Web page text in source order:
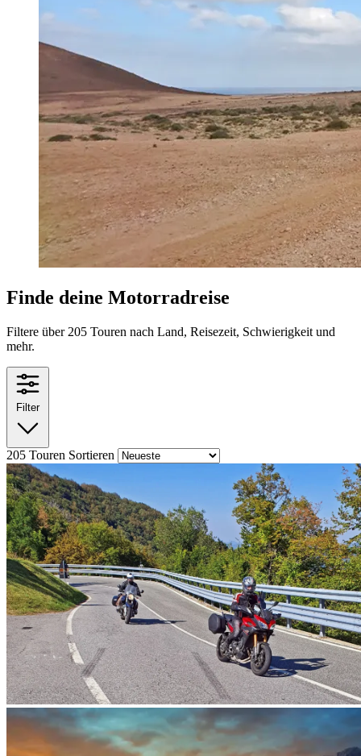
Finde deine Motorradreise
Filtere über 205 Touren nach Land, Reisezeit, Schwierigkeit und
mehr.
Filter
205 Touren Sortieren